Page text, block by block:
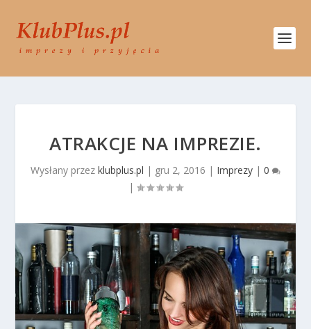
ATRAKCJE NA IMPREZIE.
Wysłany przez klubplus.pl | gru 2, 2016 | Imprezy | 0
|